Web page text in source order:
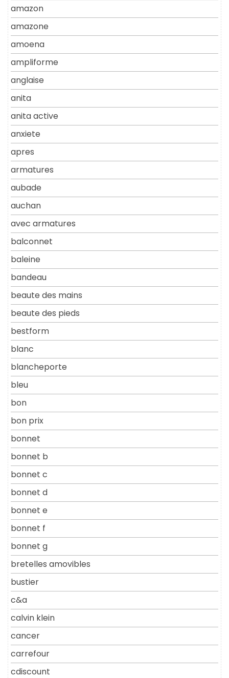
amazon
amazone
amoena
ampliforme
anglaise
anita
anita active
anxiete
apres
armatures
aubade
auchan
avec armatures
balconnet
baleine
bandeau
beaute des mains
beaute des pieds
bestform
blanc
blancheporte
bleu
bon
bon prix
bonnet
bonnet b
bonnet c
bonnet d
bonnet e
bonnet f
bonnet g
bretelles amovibles
bustier
c&a
calvin klein
cancer
carrefour
cdiscount